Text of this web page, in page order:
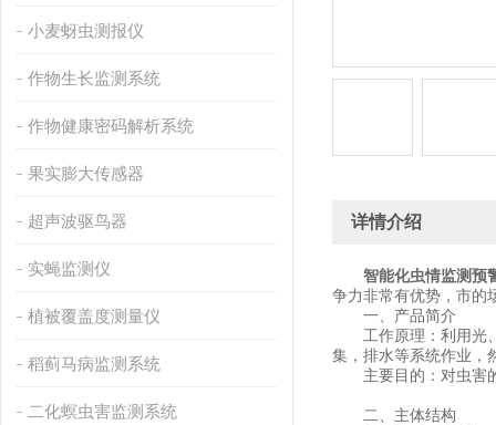
小麦蚜虫测报仪
作物生长监测系统
作物健康密码解析系统
果实膨大传感器
超声波驱鸟器
实蝇监测仪
植被覆盖度测量仪
稻蓟马病监测系统
二化螟虫害监测系统
详情介绍
智能化虫情监测预
争力非常有优势，市的
一、产品简介
工作原理：利用光、
集，排水等系统作业，
主要目的：对虫害的
二、主体结构